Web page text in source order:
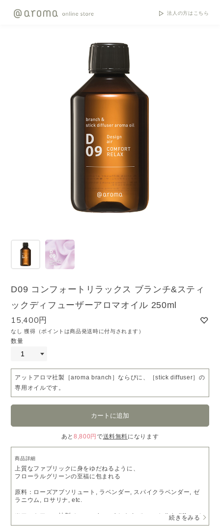
法人の方はこちら
D09 コンフォートリラックス ブランチ&スティ
ックディフューザーアロマオイル 250ml
15,400円
なし 獲得（ポイントは商品発送時に付与されます）
数量
アットアロマ社製［aroma branch］ならびに、［stick diffuser］の
専用オイルです。
あと8,800円 で送料無料になります
商品詳細
上質なファブリックに身をゆだねるように、
フローラルグリーンの至福に包まれる
原料：ローズアブソリュート, ラベンダー, スパイクラベンダー, ゼ
ラニウム, ロサリナ, etc.
※アットアロマ社製［aroma branch］ならびに、［stick diffuser］
の専用オイルです。
続きをみる